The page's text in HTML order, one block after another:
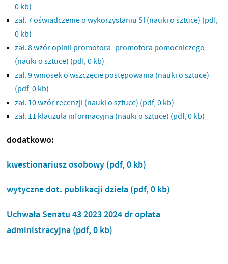
0 kb)
zał. 7 oświadczenie o wykorzystaniu SI (nauki o sztuce) (pdf,
0 kb)
zał. 8 wzór opinii promotora_promotora pomocniczego
(nauki o sztuce) (pdf, 0 kb)
zał. 9 wniosek o wszczęcie postępowania (nauki o sztuce)
(pdf, 0 kb)
zał. 10 wzór recenzji (nauki o sztuce) (pdf, 0 kb)
zał. 11 klauzula informacyjna (nauki o sztuce) (pdf, 0 kb)
dodatkowo:
kwestionariusz osobowy (pdf, 0 kb)
wytyczne dot. publikacji dzieła (pdf, 0 kb)
Uchwała Senatu 43 2023 2024 dr opłata
administracyjna (pdf, 0 kb)